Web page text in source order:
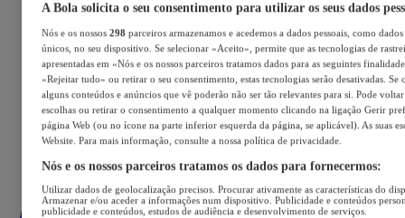
A Bola solicita o seu consentimento para utilizar os seus dados
Nós e os nossos 298 parceiros armazenamos e acedemos a dados pessoais, como
únicos, no seu dispositivo. Se selecionar «Aceito», permite que as tecnologias de
apresentadas em «Nós e os nossos parceiros tratamos dados para as seguintes
«Rejeitar tudo» ou retirar o seu consentimento, estas tecnologias serão desativadas. Se
alguns conteúdos e anúncios que vê poderão não ser tão relevantes para si. Pode voltar
escolhas ou retirar o consentimento a qualquer momento clicando na ligação Gerir
página Web (ou no ícone na parte inferior esquerda da página, se aplicável). As suas
Website. Para mais informação, consulte a nossa política de privacidade.
Nós e os nossos parceiros tratamos os dados para fornecermos:
Utilizar dados de geolocalização precisos. Procurar ativamente as características do
Armazenar e/ou aceder a informações num dispositivo. Publicidade e conteúdos
publicidade e conteúdos, estudos de audiência e desenvolvimento de serviços.